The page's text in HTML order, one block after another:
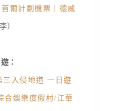
爾計劃機票｜德威
）
：
三入侵地道 一日遊
合娛樂度假村/江華